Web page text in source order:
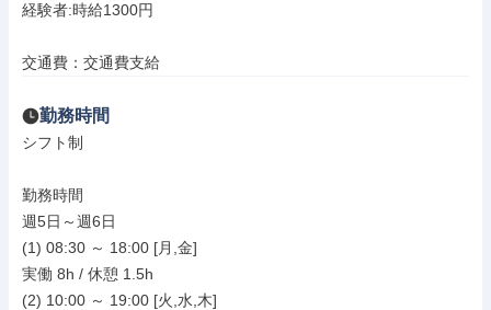
経験者:時給1300円
交通費：交通費支給
勤務時間
シフト制
勤務時間
週5日～週6日
(1) 08:30 ～ 18:00 [月,金]
実働 8h / 休憩 1.5h
(2) 10:00 ～ 19:00 [火,水,木]